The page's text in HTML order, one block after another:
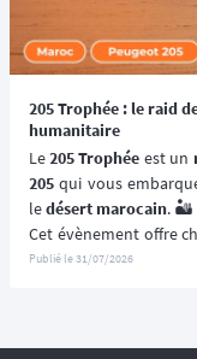
205 Trophée : le raid
humanitaire
Le 205 Trophée est un
205 qui vous
le désert marocain. 🏜️
Cet évènement offre
de (re)découvrir le
Publié le31/07/2026